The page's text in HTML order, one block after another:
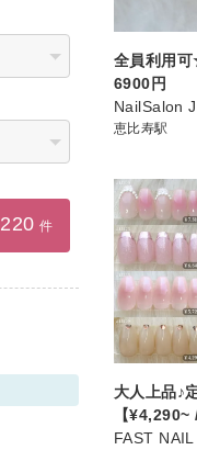
全員利用
6900円
NailSalon
恵比寿駅
大人上品♪
【¥4,290~
FAST
220 件